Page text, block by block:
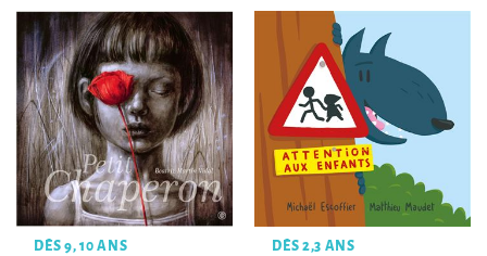
DÈS 9, 10 ANS DÈS 2,3 ANS